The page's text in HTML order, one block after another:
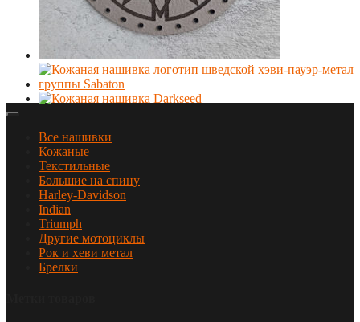
Все нашивки
Кожаные
Текстильные
Большие на спину
Harley-Davidson
Indian
Triumph
Другие мотоциклы
Рок и хеви метал
Брелки